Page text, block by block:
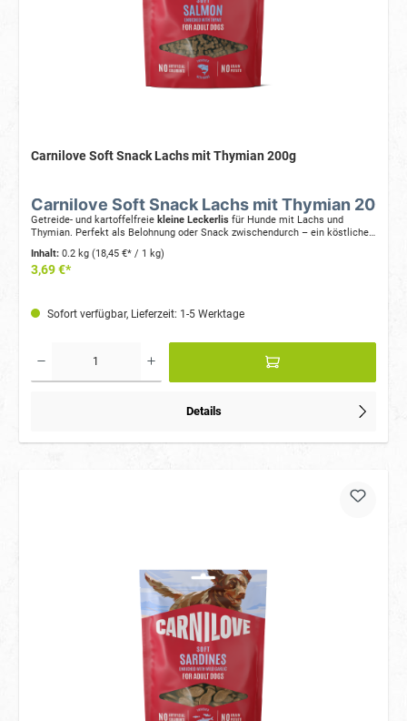
Carnilove Soft Snack Lachs mit Thymian 200g
Carnilove Soft Snack Lachs mit Thymian 200g:
Getreide- und kartoffelfreie kleine Leckerlisfür Hunde mit Lachs und
Thymian. Perfekt als Belohnung oder Snack zwischendurch – ein köstlicher
Inhalt: 0.2 kg (18,45 €* / 1 kg)
3,69 €*
Sofort verfügbar, Lieferzeit: 1-5 Werktage
Details